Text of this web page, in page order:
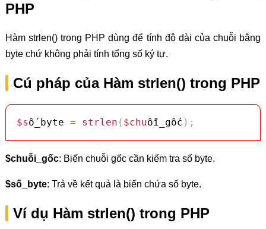
PHP
Hàm strlen() trong PHP dùng để tính độ dài của chuỗi bằng
byte chứ không phải tính tổng số ký tự.
Cú pháp của Hàm strlen() trong PHP
$số_byte = strlen ( $chuỗi_gốc ) ;
$chuỗi_gốc: Biến chuỗi gốc cần kiểm tra số byte.
$số_byte: Trả về kết quả là biến chứa số byte.
Ví dụ Hàm strlen() trong PHP